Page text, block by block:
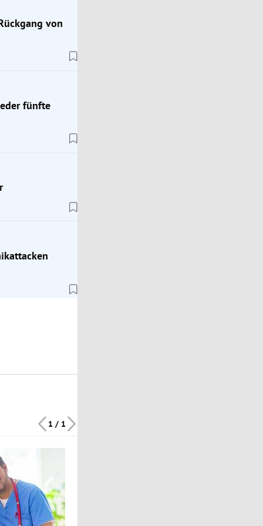
wird
von
fünfte
1 / 1